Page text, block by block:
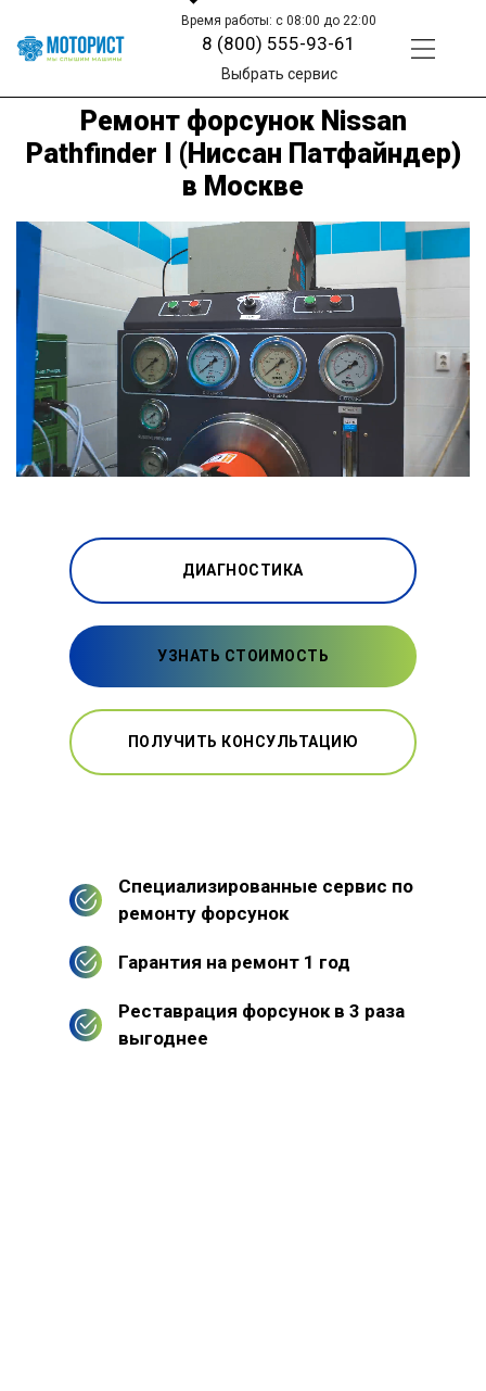
Время работы: с 08:00 до 22:00
8 (800) 555-93-61
Выбрать сервис
Ремонт форсунок Nissan
Pathfinder I (Ниссан Патфайндер)
в Москве
ДИАГНОСТИКА
УЗНАТЬ СТОИМОСТЬ
ПОЛУЧИТЬ КОНСУЛЬТАЦИЮ
Специализированные сервис по
ремонту форсунок
Гарантия на ремонт 1 год
Реставрация форсунок в 3 раза
выгоднее